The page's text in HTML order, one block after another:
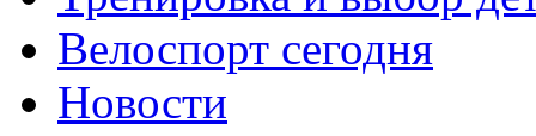
Велоспорт сегодня
Новости